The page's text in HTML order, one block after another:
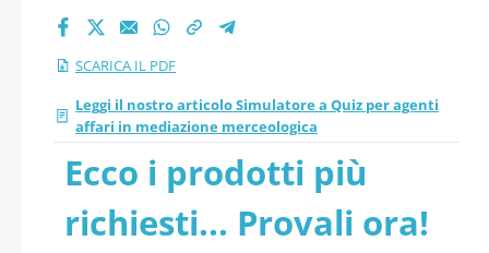
SCARICA IL PDF
Leggi il nostro articolo Simulatore a Quiz per agenti
affari in mediazione merceologica
Ecco i prodotti più
richiesti... Provali ora!